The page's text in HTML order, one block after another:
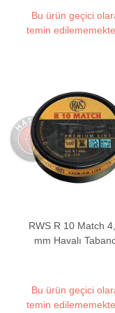
Bu ürün geçici
temin
RWS R 10 Match
mm Havalı
Bu ürün geçici
temin